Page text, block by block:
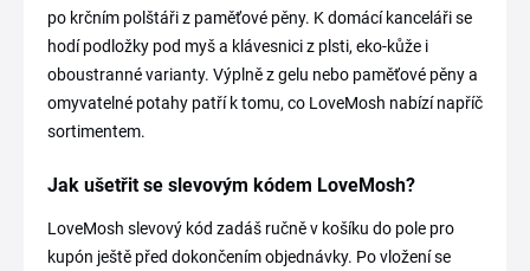
po krčním polštáři z paměťové pěny. K domácí kanceláři se
hodí podložky pod myš a klávesnici z plsti, eko-kůže i
oboustranné varianty. Výplně z gelu nebo paměťové pěny a
omyvatelné potahy patří k tomu, co LoveMosh nabízí napříč
sortimentem.
Jak ušetřit se slevovým kódem LoveMosh?
LoveMosh slevový kód zadáš ručně v košíku do pole pro
kupón ještě před dokončením objednávky. Po vložení se